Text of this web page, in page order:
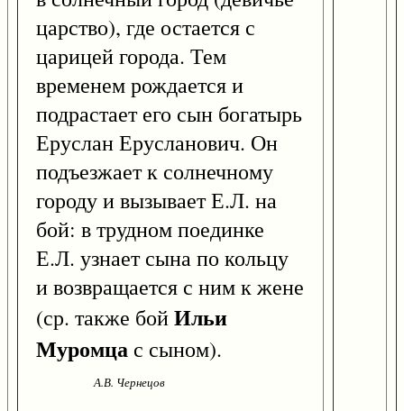
царство), где остается с
царицей города. Тем
временем рождается и
подрастает его сын богатырь
Еруслан Ерусланович. Он
подъезжает к солнечному
городу и вызывает Е.Л. на
бой: в трудном поединке
Е.Л. узнает сына по кольцу
и возвращается с ним к жене
(ср. также бойИльи
Муромца с сыном).
А.В. Чернецов